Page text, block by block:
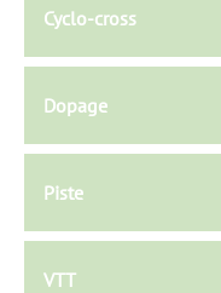
Cyclo-cross
Dopage
Piste
VTT